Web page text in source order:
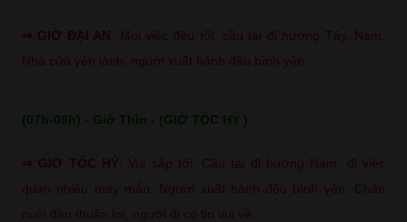
⇒ GIỜ ĐẠI AN
Mọi việc đều tốt, cầu tài đi hướng Tây, Nam.
Nhà cửa yên lành, người xuất hành đều bình yên.
(07h-09h) - Giờ Thìn - (GIỜ TỐC HỶ )
⇒ GIỜ TỐC HỶ
Vui sắp tới. Cầu tài đi hướng Nam, đi việc
quan nhiều may mắn. Người xuất hành đều bình yên. Chăn
nuôi đều thuận lợi, người đi có tin vui về.